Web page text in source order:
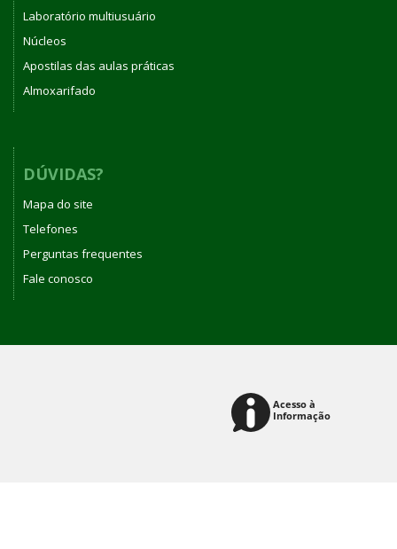
Laboratório multiusuário
Núcleos
Apostilas das aulas práticas
Almoxarifado
DÚVIDAS?
Mapa do site
Telefones
Perguntas frequentes
Fale conosco